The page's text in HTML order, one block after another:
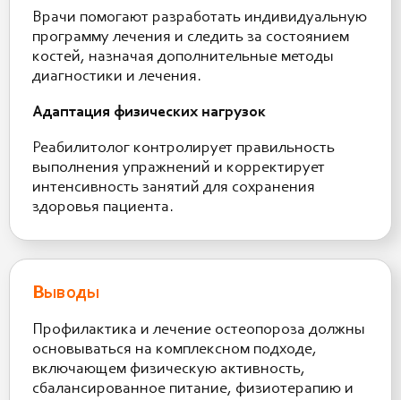
Врачи помогают разработать индивидуальную
программу лечения и следить за состоянием
костей, назначая дополнительные методы
диагностики и лечения.
Адаптация физических нагрузок
Реабилитолог контролирует правильность
выполнения упражнений и корректирует
интенсивность занятий для сохранения
здоровья пациента.
Выводы
Профилактика и лечение остеопороза должны
основываться на комплексном подходе,
включающем физическую активность,
сбалансированное питание, физиотерапию и